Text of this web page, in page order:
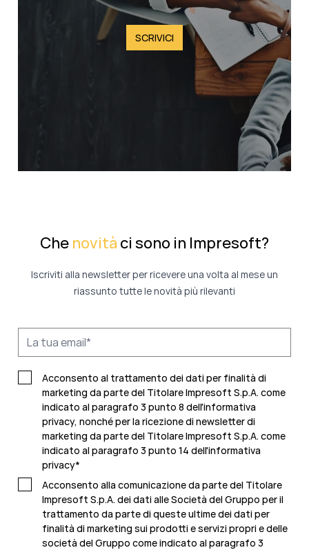
SCRIVICI
Che novità ci sono in Impresoft?
Iscriviti alla newsletter per ricevere una volta al mese un
riassunto tutte le novità più rilevanti
Acconsento al trattamento dei dati per finalità di
marketing da parte del Titolare Impresoft S.p.A. come
indicato al paragrafo 3 punto 8 dell'informativa
privacy, nonché per la ricezione di newsletter di
marketing da parte del Titolare Impresoft S.p.A. come
indicato al paragrafo 3 punto 14 dell'informativa
privacy*
Acconsento alla comunicazione da parte del Titolare
Impresoft S.p.A. dei dati alle Società del Gruppo per il
trattamento da parte di queste ultime dei dati per
finalità di marketing sui prodotti e servizi propri e delle
società del Gruppo come indicato al paragrafo 3